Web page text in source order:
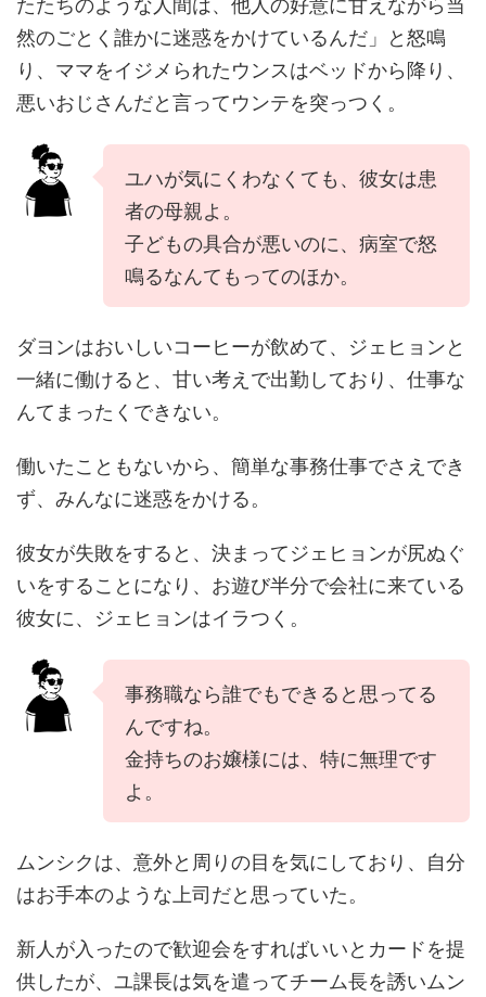
然のごとく誰かに迷惑をかけているんだ」と怒鳴
り、ママをイジメられたウンスはベッドから降り、
悪いおじさんだと言ってウンテを突っつく。
ユハが気にくわなくても、彼女は患
者の母親よ。
子どもの具合が悪いのに、病室で怒
鳴るなんてもってのほか。
ダヨンはおいしいコーヒーが飲めて、ジェヒョンと
一緒に働けると、甘い考えで出勤しており、仕事な
んてまったくできない。
働いたこともないから、簡単な事務仕事でさえでき
ず、みんなに迷惑をかける。
彼女が失敗をすると、決まってジェヒョンが尻ぬぐ
いをすることになり、お遊び半分で会社に来ている
彼女に、ジェヒョンはイラつく。
事務職なら誰でもできると思ってる
んですね。
金持ちのお嬢様には、特に無理です
よ。
ムンシクは、意外と周りの目を気にしており、自分
はお手本のような上司だと思っていた。
新人が入ったので歓迎会をすればいいとカードを提
供したが、ユ課長は気を遣ってチーム長を誘いムン